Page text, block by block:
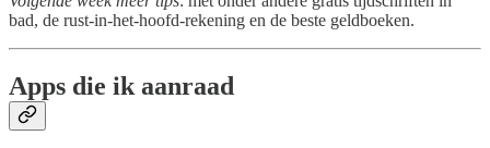
bad, de rust-in-het-hoofd-rekening en de beste geldboeken.
Apps die ik aanraad